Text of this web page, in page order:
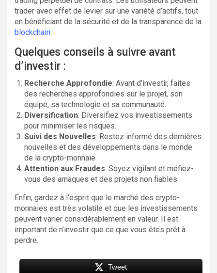
trader avec effet de levier sur une variété d’actifs, tout
en bénéficiant de la sécurité et de la transparence de la
blockchain.
Quelques conseils à suivre avant
d’investir :
Recherche Approfondie: Avant d’investir, faites
des recherches approfondies sur le projet, son
équipe, sa technologie et sa communauté.
Diversification: Diversifiez vos investissements
pour minimiser les risques.
Suivi des Nouvelles: Restez informé des dernières
nouvelles et des développements dans le monde
de la crypto-monnaie.
Attention aux Fraudes: Soyez vigilant et méfiez-
vous des arnaques et des projets non fiables.
Enfin, gardez à l’esprit que le marché des crypto-
monnaies est très volatile et que les investissements
peuvent varier considérablement en valeur. Il est
important de n’investir que ce que vous êtes prêt à
perdre.
Tweet